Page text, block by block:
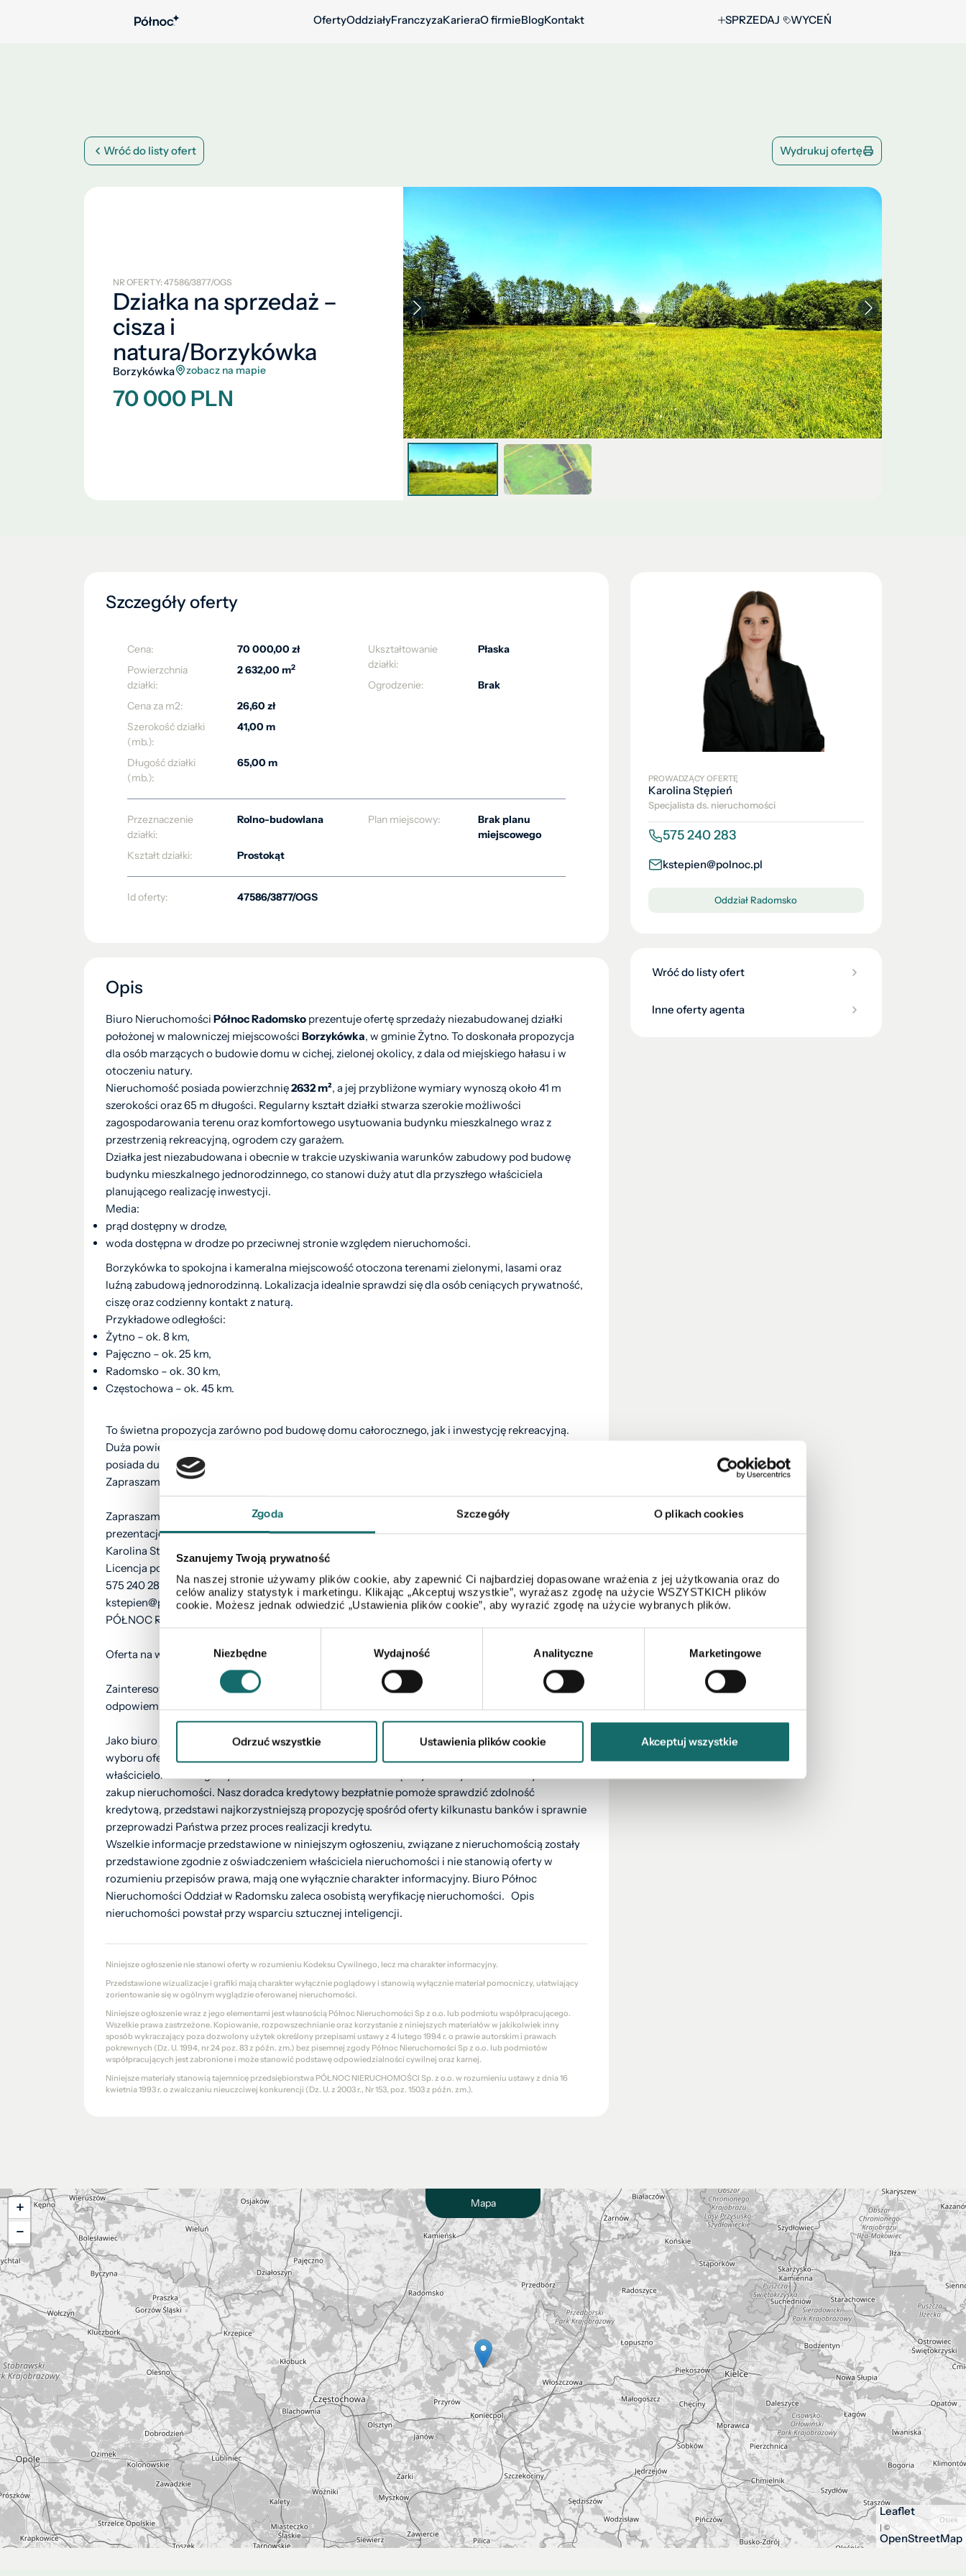
Zgoda Szczegóły O plikach cookies
Szanujemy Twoją prywatność
Na naszej stronie używamy plików cookie, aby zapewnić Ci najbardziej dopasowane wrażenia z jej użytkowania oraz do
celów analizy statystyk i marketingu. Klikając „Akceptuj wszystkie”, wyrażasz zgodę na użycie WSZYSTKICH plików
cookie. Możesz jednak odwiedzić „Ustawienia plików cookie”, aby wyrazić zgodę na użycie wybranych plików.
zgody
Niezbędne Wydajność Analityczne Marketingowe
Odrzuć wszystkie Ustawienia plików cookie Akceptuj wszystkie
OfertyOddziałyFranczyzaKarieraO firmieBlogKontakt SPRZEDAJ WYCEŃ
Wróć do listy ofert Wydrukuj ofertę
NR OFERTY: 47586/3877/OGS
Działka na sprzedaż –
cisza i
natura/Borzykówka
Borzykówka zobacz na mapie
70 000 PLN
Szczegóły oferty
Cena:
70 000,00 zł
Powierzchnia
działki:
2 632,00 m2
Cena za m2:
26,60 zł
Szerokość działki
(mb.):
41,00 m
Długość działki
(mb.):
65,00 m
Ukształtowanie
działki:
Płaska
Ogrodzenie: Brak
Przeznaczenie
działki:
Rolno-budowlana
Kształt działki: Prostokąt
Plan miejscowy:
Brak planu
miejscowego
Id oferty: 47586/3877/OGS
Opis
Biuro Nieruchomości Północ Radomsko prezentuje ofertę sprzedaży niezabudowanej działki
położonej w malowniczej miejscowości Borzykówka, w gminie Żytno. To doskonała propozycja
dla osób marzących o budowie domu w cichej, zielonej okolicy, z dala od miejskiego hałasu i w
otoczeniu natury.
Nieruchomość posiada powierzchnię2632 m², a jej przybliżone wymiary wynoszą około 41 m
szerokości oraz 65 m długości. Regularny kształt działki stwarza szerokie możliwości
zagospodarowania terenu oraz komfortowego usytuowania budynku mieszkalnego wraz z
przestrzenią rekreacyjną, ogrodem czy garażem.
Działka jest niezabudowana i obecnie w trakcie uzyskiwania warunków zabudowy pod budowę
budynku mieszkalnego jednorodzinnego, co stanowi duży atut dla przyszłego właściciela
planującego realizację inwestycji.
Media:
prąd dostępny w drodze,
woda dostępna w drodze po przeciwnej stronie względem nieruchomości.
Borzykówka to spokojna i kameralna miejscowość otoczona terenami zielonymi, lasami oraz
luźną zabudową jednorodzinną. Lokalizacja idealnie sprawdzi się dla osób ceniących prywatność,
ciszę oraz codzienny kontakt z naturą.
Przykładowe odległości:
Żytno – ok. 8 km,
Pajęczno – ok. 25 km,
Radomsko – ok. 30 km,
Częstochowa – ok. 45 km.
To świetna propozycja zarówno pod budowę domu całorocznego, jak i inwestycję rekreacyjną.
Duża powierzchnia działki, ustawny kształt oraz spokojna lokalizacja sprawiają, że nieruchomość
posiada duży potencjał.
Zapraszamy do kontaktu oraz umówienia prezentacji nieruchomości.
Zapraszamy do kontaktu w celu uzyskania szczegółowych informacji oraz umówienia się na
prezentację. Nasz zespół służy profesjonalnym doradztwem i pomocą na każdym etapie zakupu.
Karolina Stępień
Licencja pośrednika nr: 31004
575 240 283
kstepien@polnoc.pl
PÓŁNOC Radomsko
Oferta na wyłączność – tylko w naszym biurze!
Zainteresowała Cię ta oferta? Nie zwlekaj. Zadzwoń lub napisz do mnie już teraz. Chętnie
odpowiem na dodatkowe pytania oraz spotkam się z Tobą na bezpłatnej prezentacji.
Jako biuro jesteśmy z Tobą na każdym etapie procesu zakupu nieruchomości począwszy od
wyboru oferty i jej prezentacji po finalizację transakcji i przekazanie nieruchomości nowym
właścicielom. Pomagamy we wszelkich formalnościach związanych z uzyskaniem kredytu na
zakup nieruchomości. Nasz doradca kredytowy bezpłatnie pomoże sprawdzić zdolność
kredytową, przedstawi najkorzystniejszą propozycję spośród oferty kilkunastu banków i sprawnie
przeprowadzi Państwa przez proces realizacji kredytu.
Wszelkie informacje przedstawione w niniejszym ogłoszeniu, związane z nieruchomością zostały
przedstawione zgodnie z oświadczeniem właściciela nieruchomości i nie stanowią oferty w
rozumieniu przepisów prawa, mają one wyłącznie charakter informacyjny. Biuro Północ
Nieruchomości Oddział w Radomsku zaleca osobistą weryfikację nieruchomości. Opis
nieruchomości powstał przy wsparciu sztucznej inteligencji.
Niniejsze ogłoszenie nie stanowi oferty w rozumieniu Kodeksu Cywilnego, lecz ma charakter informacyjny.
Przedstawione wizualizacje i grafiki mają charakter wyłącznie poglądowy i stanowią wyłącznie materiał pomocniczy, ułatwiający
zorientowanie się w ogólnym wyglądzie oferowanej nieruchomości.
Niniejsze ogłoszenie wraz z jego elementami jest własnością Północ Nieruchomości Sp z o.o. lub podmiotu współpracującego.
Wszelkie prawa zastrzeżone. Kopiowanie, rozpowszechnianie oraz korzystanie z niniejszych materiałów w jakikolwiek inny
sposób wykraczający poza dozwolony użytek określony przepisami ustawy z 4 lutego 1994 r. o prawie autorskim i prawach
pokrewnych (Dz. U. 1994, nr 24 poz. 83 z późn. zm.) bez pisemnej zgody Północ Nieruchomości Sp z o.o. lub podmiotów
współpracujących jest zabronione i może stanowić podstawę odpowiedzialności cywilnej oraz karnej.
Niniejsze materiały stanowią tajemnicę przedsiębiorstwa PÓŁNOC NIERUCHOMOŚCI Sp. z o.o. w rozumieniu ustawy z dnia 16
kwietnia 1993 r. o zwalczaniu nieuczciwej konkurencji (Dz. U. z 2003 r., Nr 153, poz. 1503 z późn. zm.).
PROWADZĄCY OFERTĘ
Karolina Stępień
Specjalista ds. nieruchomości
575 240 283
kstepien@polnoc.pl
Oddział Radomsko
Wróć do listy ofert
Inne oferty agenta
Mapa
+
−
Leaflet
| ©
OpenStreetMap